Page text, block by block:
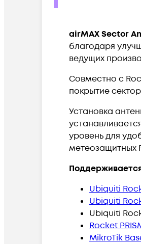
airMAX Sector
благодаря
ведущих
Совместно с
покрытие
Установка
уровень для
метеозащитных
Ubiquiti
Ubiquiti
Ubiquiti
Rocket
MikroTik